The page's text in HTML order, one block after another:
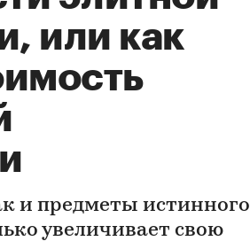
или как
и предметы истинного
увеличивает свою